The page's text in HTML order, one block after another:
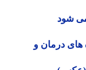
درمان و